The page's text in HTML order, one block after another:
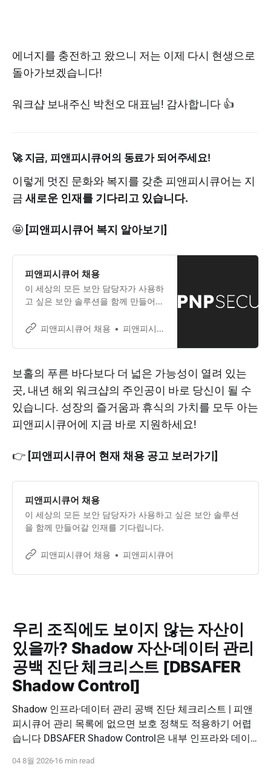
에너지를 충전하고 왔으니 저는 이제 다시 현생으로
돌아가보겠습니다!
워크샵 보내주신 박천오 대표님! 감사합니다 👍
🚀 지금, 피앤피시큐어의 동료가 되어주세요!
이렇게 멋진 문화와 복지를 갖춘 피앤피시큐어는 지
금 새로운 인재를 기다리고 있습니다.
🤩 [피앤피시큐어 복지 알아보기]
피앤피시큐어 채용
이 세상의 모든 보안 담당자가 사용하
고 싶은 보안 솔루션을 함께 만들어갈
피앤피시큐어 채용
피앤피시큐어
보홀의 푸른 바다보다 더 넓은 가능성이 열려 있는
곳, 내년 해외 워크샵의 주인공이 바로 당신이 될 수
있습니다. 성장의 즐거움과 휴식의 가치를 모두 아는
피앤피시큐어에 지금 바로 지원하세요!
👉 [피앤피시큐어 현재 채용 공고 보러가기]
피앤피시큐어 채용
이 세상의 모든 보안 담당자가 사용하고 싶은 보안 솔루션
을 함께 만들어갈 인재를 기다립니다.
피앤피시큐어 채용 피앤피시큐어
우리 조직에도 보이지 않는 자산이
있을까? Shadow 자산·데이터 관리
공백 진단 체크리스트 [DBSAFER
Shadow Control]
Shadow 인프라·데이터 관리 공백 진단 체크리스트 | 피앤
피시큐어 관리 목록에 없으면 보호 정책도 적용하기 어렵
습니다 DBSAFER Shadow Control은 내부 인프라와 데이
나의 보안 운영 흐름으로 제공합니다. DBSAFER Shadow
04 8월 2026 16 min read